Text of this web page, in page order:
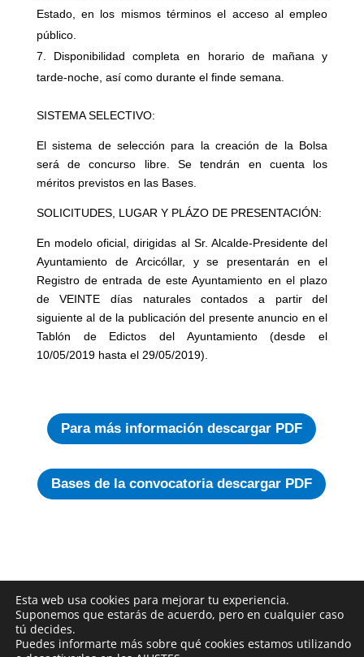
Estado, en los mismos términos el acceso al empleo
público.
Disponibilidad completa en horario de mañana y
tarde-noche, así como durante el finde semana.
SISTEMA SELECTIVO:
El sistema de selección para la creación de la Bolsa
será de concurso libre. Se tendrán en cuenta los
méritos previstos en las Bases.
SOLICITUDES, LUGAR Y PLÁZO DE PRESENTACIÓN:
En modelo oficial, dirigidas al Sr. Alcalde-Presidente del
Ayuntamiento de Arcicóllar, y se presentarán en el
Registro de entrada de este Ayuntamiento en el plazo
de VEINTE días naturales contados a partir del
siguiente al de la publicación del presente anuncio en el
Tablón de Edictos del Ayuntamiento (desde el
10/05/2019 hasta el 29/05/2019).
Para más información descargar PDF
Bases de la convocatoria descargar PDF
Esta web usa cookies para mejorar tu experiencia.
Suponemos que estarás de acuerdo, pero en cualquier caso
tú decides.
Puedes informarte más sobre qué cookies estamos utilizando